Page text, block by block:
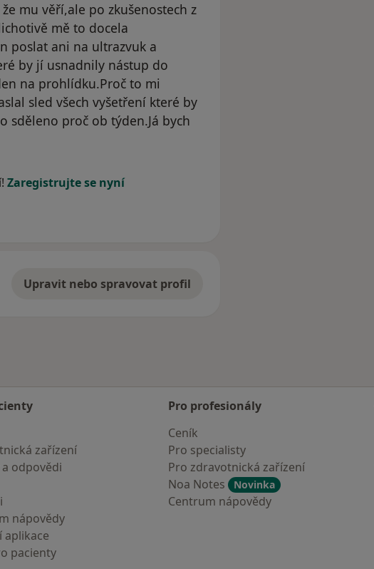
mu věří,ale po zkušenostech z
mě to docela
poslat ani na ultrazvuk a
by jí usnadnily nástup do
na prohlídku.Proč to mi
sled všech vyšetření které by
sděleno proč ob týden.Já bych
Zaregistrujte se nyní
Upravit nebo spravovat profil
zařízení
odpovědi
nápovědy
aplikace
pacienty
Pro profesionály
Ceník
Pro specialisty
Pro zdravotnická zařízení
Noa Notes
Novinka
Centrum nápovědy